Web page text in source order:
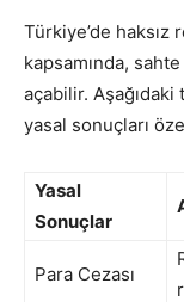
Türkiye’de haksız
kapsamında,
açabilir. Aşağıdaki
yasal sonuçları
Yasal
Sonuçlar
Para Cezası